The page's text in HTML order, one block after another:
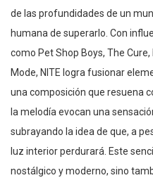
de las profundidades de un
humana de superarlo. Con
como Pet Shop Boys, The
Mode, NITE logra fusionar
una composición que resuena
la melodía evocan una
subrayando la idea de que, a
luz interior perdurará. Este
nostálgico y moderno, sino